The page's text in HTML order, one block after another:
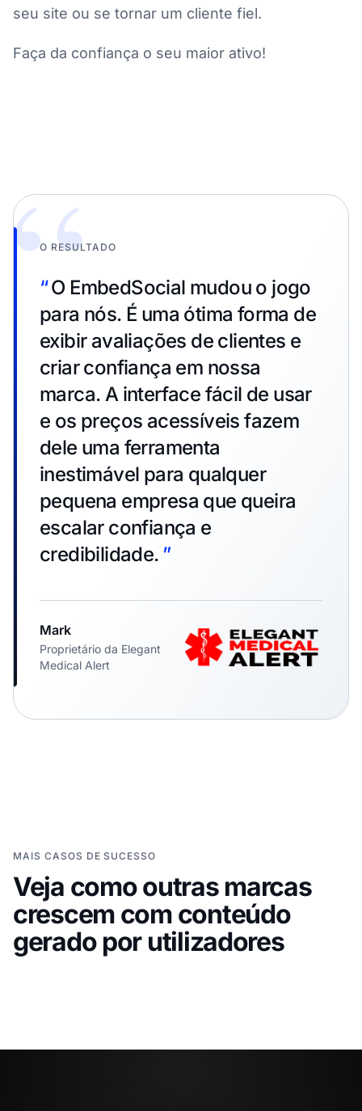
seu site ou se tornar um cliente fiel.
Faça da confiança o seu maior ativo!
“
O RESULTADO
“O EmbedSocial mudou o jogo
para nós. É uma ótima forma de
exibir avaliações de clientes e
criar confiança em nossa
marca. A interface fácil de usar
e os preços acessíveis fazem
dele uma ferramenta
inestimável para qualquer
pequena empresa que queira
escalar confiança e
credibilidade. ”
Mark
Proprietário da Elegant
Medical Alert
MAIS CASOS DE SUCESSO
Veja como outras marcas
crescem com conteúdo
gerado por utilizadores
Grace Loves Lace
Levar histórias de clientes
para a jornada de compra de
noivas